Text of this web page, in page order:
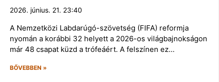
2026. június. 21. 23:40
A Nemzetközi Labdarúgó-szövetség (FIFA) reformja
nyomán a korábbi 32 helyett a 2026-os világbajnokságon
már 48 csapat küzd a trófeáért. A felszínen ez…
BŐVEBBEN »